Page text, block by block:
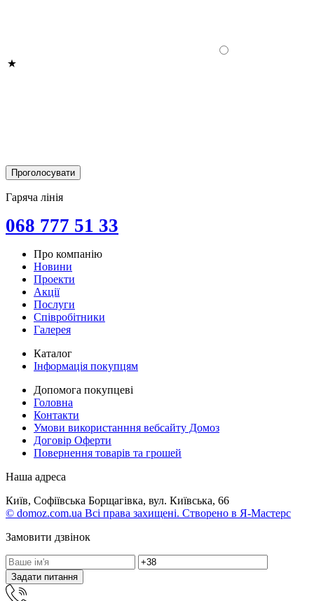
Гаряча лінія
068 777 51 33
Про компанію
Новини
Проекти
Акції
Послуги
Співробітники
Галерея
Каталог
Інформація покупцям
Допомога покупцеві
Головна
Контакти
Умови використанння вебсайту Домоз
Договір Оферти
Повернення товарів та грошей
Наша адреса
Київ, Софіївська Борщагівка, вул. Київська, 66
© domoz.com.ua Всі права захищені. Створено в Я-Мастерс
Замовити дзвінок
Задати питання